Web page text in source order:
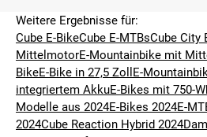
Weitere Ergebnisse für:
Cube E-BikeCube E-MTBsCube City
MittelmotorE-Mountainbike mit
BikeE-Bike in 27,5 Zoll E-
integriertem AkkuE-Bikes mit 750-
Modelle aus 2024E-Bikes 2024E-
2024Cube Reaction Hybrid 2024